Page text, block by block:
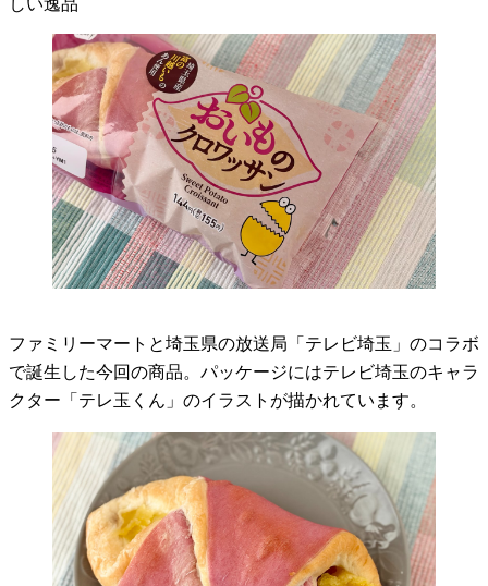
ファミリーマートと埼玉県の放送局「テレビ埼玉」のコラボ
で誕生した今回の商品。パッケージにはテレビ埼玉のキャラ
クター「テレ玉くん」のイラストが描かれています。